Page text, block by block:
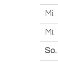
Mi.
Mi.
So.